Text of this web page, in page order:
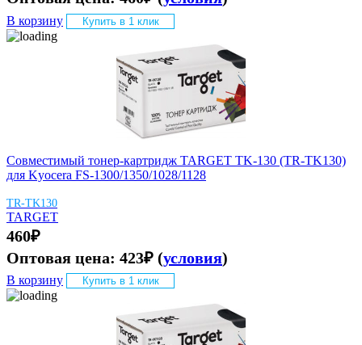
В корзину Купить в 1 клик
Совместимый тонер-картридж TARGET TK-130 (TR-TK130)
для Kyocera FS-1300/1350/1028/1128
TR-TK130
TARGET
460₽
Оптовая цена: 423₽ (условия)
В корзину Купить в 1 клик